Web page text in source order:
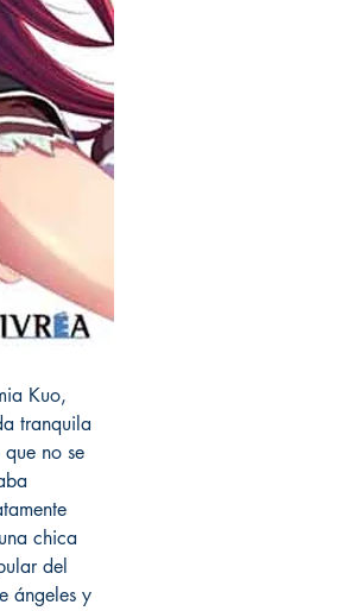
Kuo,
tranquila
no se
chica
del
ángeles y